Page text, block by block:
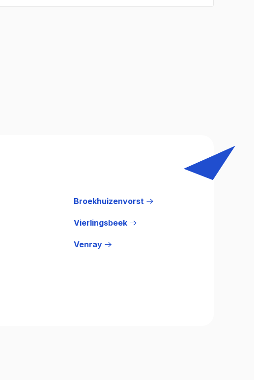
Broekhuizenvorst
Vierlingsbeek
Venray